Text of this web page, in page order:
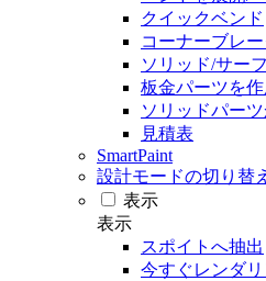
クイックベンド
コーナーブレー
ソリッド/サー
板金パーツを
ソリッドパー
見積表
SmartPaint
設計モードの切り替え
表示
表示
スポイトへ抽出
今すぐレンダ